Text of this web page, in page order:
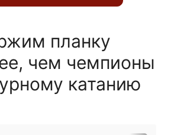
планку
чем чемпионы
катанию